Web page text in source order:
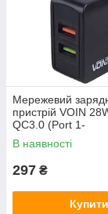
Мережевий
пристрій VOIN
QC3.0 (Port 1-
5V*3A/9V*2A/
5V2A)
В наявності
297 ₴
Купити